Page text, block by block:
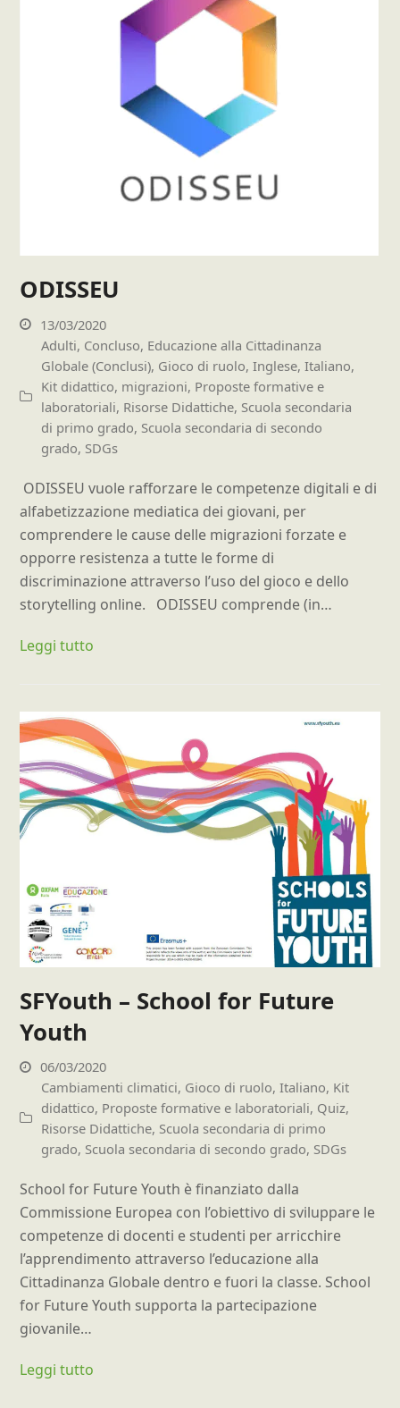
ODISSEU
13/03/2020
Adulti, Concluso, Educazione alla Cittadinanza
Globale (Conclusi), Gioco di ruolo,Inglese,Italiano,
Kit didattico, migrazioni, Proposte formative e
laboratoriali, Risorse Didattiche, Scuola secondaria
di primo grado, Scuola secondaria di secondo
grado, SDGs
ODISSEU vuole rafforzare le competenze digitali e di
alfabetizzazione mediatica dei giovani, per
comprendere le cause delle migrazioni forzate e
opporre resistenza a tutte le forme di
discriminazione attraverso l’uso del gioco e dello
storytelling online. ODISSEU comprende (in…
Leggi tutto
SFYouth – School for Future
Youth
06/03/2020
Cambiamenti climatici, Gioco di ruolo,Italiano, Kit
didattico, Proposte formative e laboratoriali, Quiz,
Risorse Didattiche, Scuola secondaria di primo
grado, Scuola secondaria di secondo grado, SDGs
School for Future Youth è finanziato dalla
Commissione Europea con l’obiettivo di sviluppare le
competenze di docenti e studenti per arricchire
l’apprendimento attraverso l’educazione alla
Cittadinanza Globale dentro e fuori la classe. School
for Future Youth supporta la partecipazione
giovanile…
Leggi tutto